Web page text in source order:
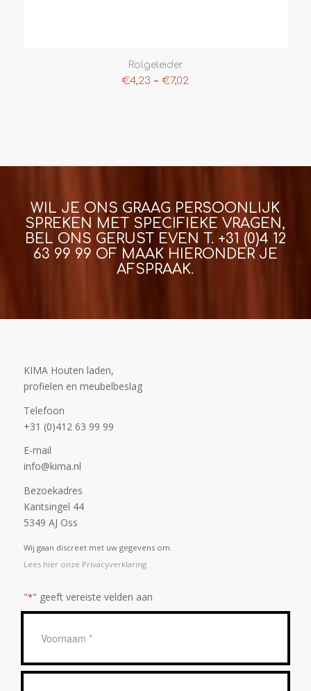
Rolgeleider
€4,23 –€7,02
WIL JE ONS GRAAG PERSOONLIJK
SPREKEN MET SPECIFIEKE VRAGEN,
BEL ONS GERUST EVEN T. +31 (0)4 12
63 99 99 OF MAAK HIERONDER JE
AFSPRAAK.
KIMA Houten laden,
profielen en meubelbeslag
Telefoon
+31 (0)412 63 99 99
E-mail
info@kima.nl
Bezoekadres
Kantsingel 44
5349 AJ Oss
Wij gaan discreet met uw gegevens om.
Lees hier onze Privacyverklaring
"*" geeft vereiste velden aan